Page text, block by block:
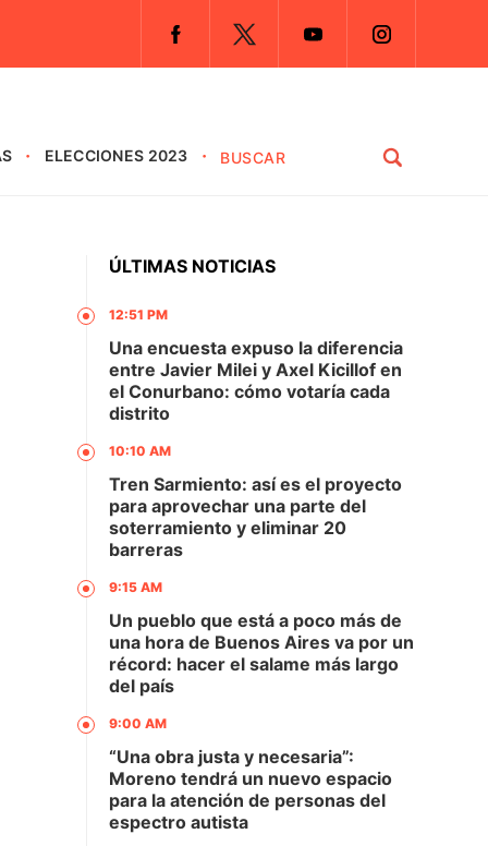
ELECCIONES 2023
ÚLTIMAS NOTICIAS
12:51 PM
Una encuesta expuso la diferencia
entre Javier Milei y Axel Kicillof en
el Conurbano: cómo votaría cada
distrito
10:10 AM
Tren Sarmiento: así es el proyecto
para aprovechar una parte del
soterramiento y eliminar 20
barreras
9:15 AM
Un pueblo que está a poco más de
una hora de Buenos Aires va por un
récord: hacer el salame más largo
del país
9:00 AM
“Una obra justa y necesaria”:
Moreno tendrá un nuevo espacio
para la atención de personas del
espectro autista